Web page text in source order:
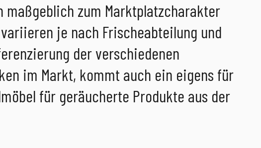
maßgeblich zum Marktplatzcharakter
je nach Frischeabteilung und
der verschiedenen
im Markt, kommt auch ein eigens für
für geräucherte Produkte aus der